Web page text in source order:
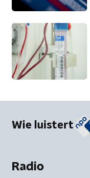
Wie luistert
Radio